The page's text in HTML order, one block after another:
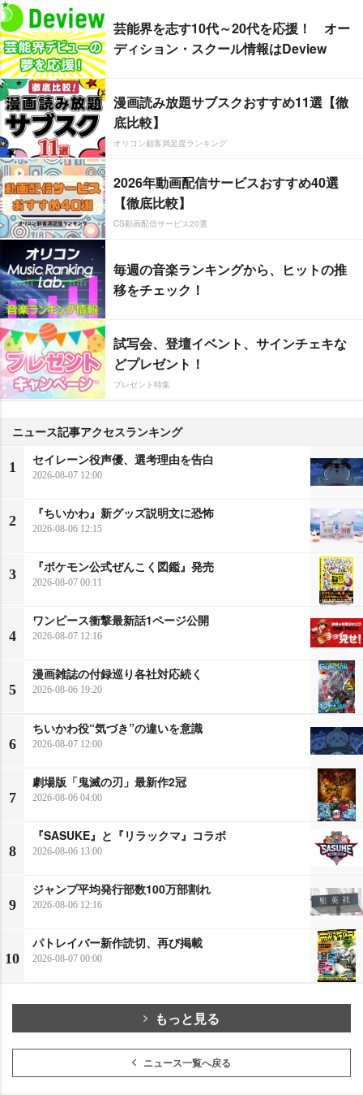
芸能界を志す10代～20代を応援！ オー
ディション・スクール情報はDeview
漫画読み放題サブスクおすすめ11選【徹
底比較】
オリコン顧客満足度ランキング
2026年動画配信サービスおすすめ40選
【徹底比較】
CS動画配信サービス20選
毎週の音楽ランキングから、ヒットの推
移をチェック！
試写会、登壇イベント、サインチェキな
どプレゼント！
プレゼント特集
ニュース記事アクセスランキング
1
セイレーン役声優、選考理由を告白
2026-08-07 12:00
2
『ちいかわ』新グッズ説明文に恐怖
2026-08-06 12:15
3
『ポケモン公式ぜんこく図鑑』発売
2026-08-07 00:11
4
ワンピース衝撃最新話1ページ公開
2026-08-07 12:16
5
漫画雑誌の付録巡り各社対応続く
2026-08-06 19:20
6
ちいかわ役“気づき”の違いを意識
2026-08-07 12:00
7
劇場版「鬼滅の刃」最新作2冠
2026-08-06 04:00
8
『SASUKE』と『リラックマ』コラボ
2026-08-06 13:00
9
ジャンプ平均発行部数100万部割れ
2026-08-06 12:16
10
パトレイバー新作読切、再び掲載
2026-08-07 00:00
もっと見る
ニュース一覧へ戻る